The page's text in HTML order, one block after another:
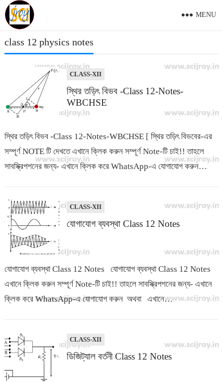
MENU
class 12 physics notes
CLASS-XII
স্থির তড়িৎ বিভব -Class 12-Notes-
WBCHSE
স্থির তড়িৎ বিভব -Class 12-Notes-WBCHSE [ স্থির তড়িৎ বিভবের-এর
সম্পূর্ণ NOTE টি দেখতে এখানে ক্লিক করুন সম্পূর্ণ Note-টি চাই!! তাহলে
সাবস্ক্রিপশনের জন্য- এখানে ক্লিক করে WhatsApp-এ যোগাযোগ করুন…
CLASS-XII
যোগাযোগ ব্যবস্থা Class 12 Notes
যোগাযোগ ব্যবস্থা Class 12 Notes যোগাযোগ ব্যবস্থা Class 12 Notes
এখানে ক্লিক করুন সম্পূর্ণ Note-টি চাই!! তাহলে সাবস্ক্রিপশনের জন্য- এখানে
ক্লিক করে WhatsApp-এ যোগাযোগ করুন অথবা এখানে…
CLASS-XII
ডিজিট্যাল বর্তনী Class 12 Notes